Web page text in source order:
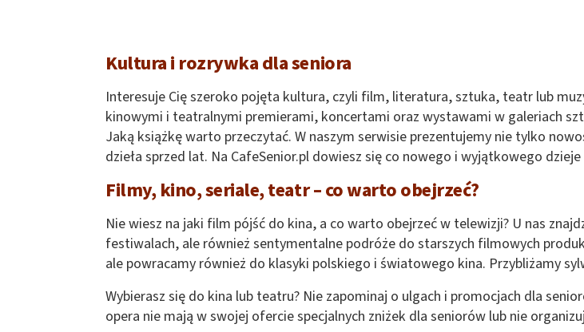
Kultura i rozrywka dla seniora
Interesuje Cię szeroko pojęta kultura, czyli film, literatura, sztuka, teatr lub
kinowymi i teatralnymi premierami, koncertami oraz wystawami w galeriach
Jaką książkę warto przeczytać. W naszym serwisie prezentujemy nie tylko
dzieła sprzed lat. Na CafeSenior.pl dowiesz się co nowego i wyjątkowego
Filmy, kino, seriale, teatr – co warto obejrzeć?
Nie wiesz na jaki film pójść do kina, a co warto obejrzeć w telewizji? U nas
festiwalach, ale również sentymentalne podróże do starszych filmowych
ale powracamy również do klasyki polskiego i światowego kina. Przybliżamy
Wybierasz się do kina lub teatru? Nie zapominaj o ulgach i promocjach dla
opera nie mają w swojej ofercie specjalnych zniżek dla seniorów lub nie